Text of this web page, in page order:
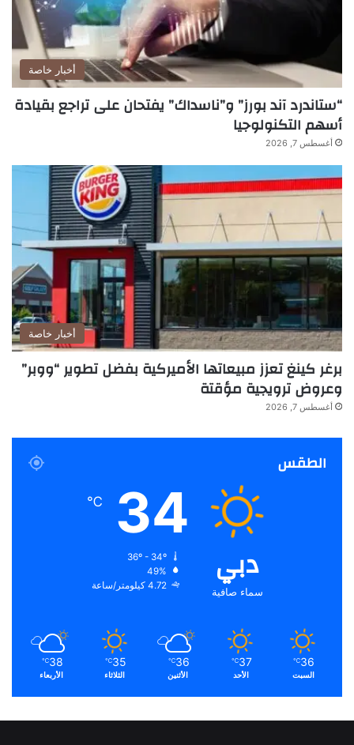
أخبار خاصة
“ستاندرد آند بورز” و”ناسداك” يفتحان على تراجع بقيادة
أسهم التكنولوجيا
أغسطس 7, 2026
أخبار خاصة
برغر كينغ تعزز مبيعاتها الأميركية بفضل تطوير “ووبر”
وعروض ترويجية مؤقتة
أغسطس 7, 2026
الطقس
دبي
سماء صافية
34
℃
49%
4.72 كيلومتر/ساعة
36
℃
السبت
37
℃
الأحد
36
℃
الأثنين
35
℃
الثلاثاء
38
℃
الأربعاء